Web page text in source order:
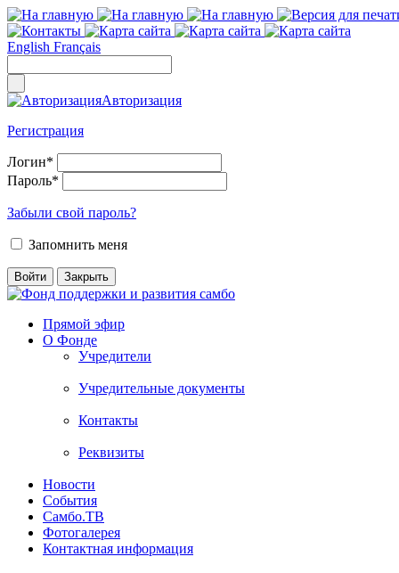
English Français
Авторизация
Регистрация
Логин*
Пароль*
Забыли свой пароль?
Запомнить меня
Прямой эфир
О Фонде
Учредители
Учредительные документы
Контакты
Реквизиты
Новости
События
Самбо.ТВ
Фотогалерея
Контактная информация